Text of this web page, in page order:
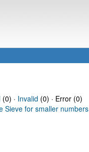
(0) · Invalid (0) · Error (0)
Sieve for smaller numbers